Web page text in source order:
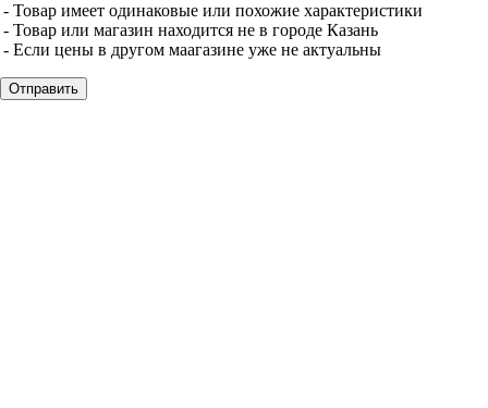
- Товар имеет одинаковые или похожие характеристики
- Товар или магазин находится не в городе Казань
- Если цены в другом маагазине уже не актуальны